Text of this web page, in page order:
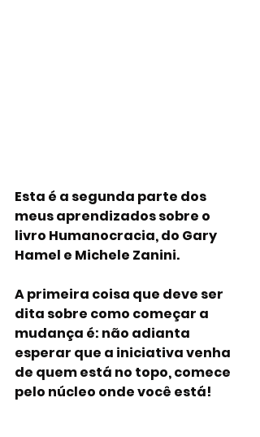
Esta é a segunda parte dos
meus aprendizados sobre o
livro Humanocracia, do Gary
Hamel e Michele Zanini.
A primeira coisa que deve ser
dita sobre como começar a
mudança é: não adianta
esperar que a iniciativa venha
de quem está no topo, comece
pelo núcleo onde você está!